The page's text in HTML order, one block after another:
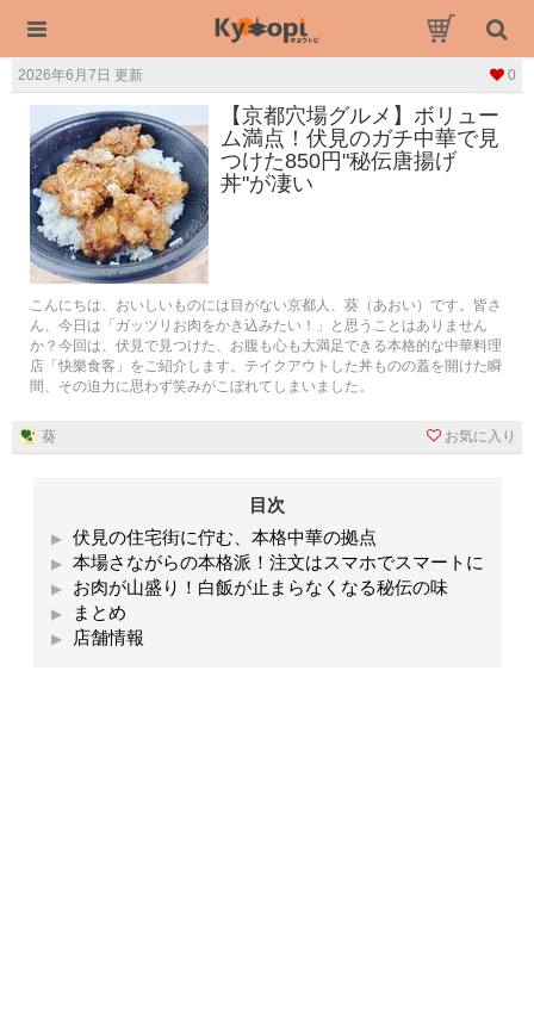
2026年6月7日 更新 0
【京都穴場グルメ】ボリュー
ム満点！伏見のガチ中華で見
つけた850円"秘伝唐揚げ
丼"が凄い
こんにちは、おいしいものには目がない京都人、葵（あおい）です。皆さ
ん、今日は「ガッツリお肉をかき込みたい！」と思うことはありません
か？今回は、伏見で見つけた、お腹も心も大満足できる本格的な中華料理
店「快樂食客」をご紹介します。テイクアウトした丼ものの蓋を開けた瞬
間、その迫力に思わず笑みがこぼれてしまいました。
葵 お気に入り
目次
伏見の住宅街に佇む、本格中華の拠点
本場さながらの本格派！注文はスマホでスマートに
お肉が山盛り！白飯が止まらなくなる秘伝の味
まとめ
店舗情報